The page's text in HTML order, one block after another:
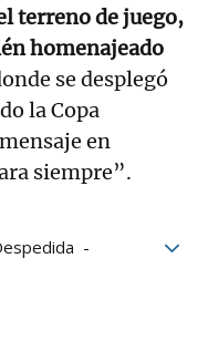
terreno de juego,
homenajeado
se desplegó
la Copa
en
siempre”.